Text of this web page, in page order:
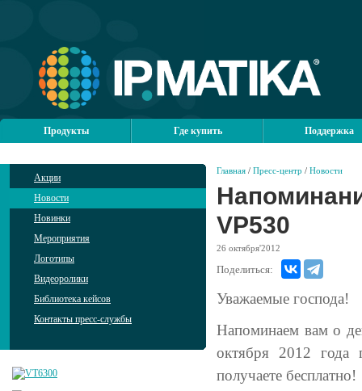
Продукты Где купить Поддержка
Акции
Новости
Новинки
Мероприятия
Логотипы
Видеоролики
Библиотека кейсов
Контакты пресс-службы
Главная / Пресс-центр / Новости
VP530
26 октября'2012
Поделиться:
Уважаемые господа!
Напоминаем вам о
октября 2012 года
получаете бесплатно!